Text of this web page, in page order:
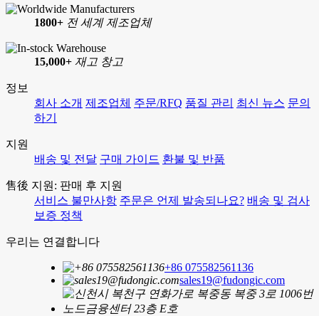
1800+ 전 세계 제조업체
15,000+ 재고 창고
정보
회사 소개 제조업체 주문/RFQ 품질 관리 최신 뉴스 문의
하기
지원
배송 및 전달 구매 가이드 환불 및 반품
售後 지원: 판매 후 지원
서비스 불만사항 주문은 언제 발송되나요? 배송 및 검사
보증 정책
우리는 연결합니다
+86 075582561136
sales19@fudongic.com